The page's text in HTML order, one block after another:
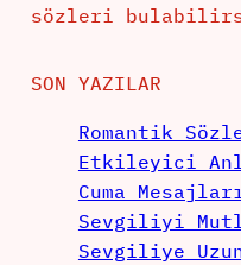
sözleri
SON YAZILAR
Romantik
Etkileyici
Cuma
Sevgiliyi
Sevgiliye